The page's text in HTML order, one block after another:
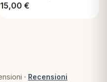
15,00 €
· Recensioni